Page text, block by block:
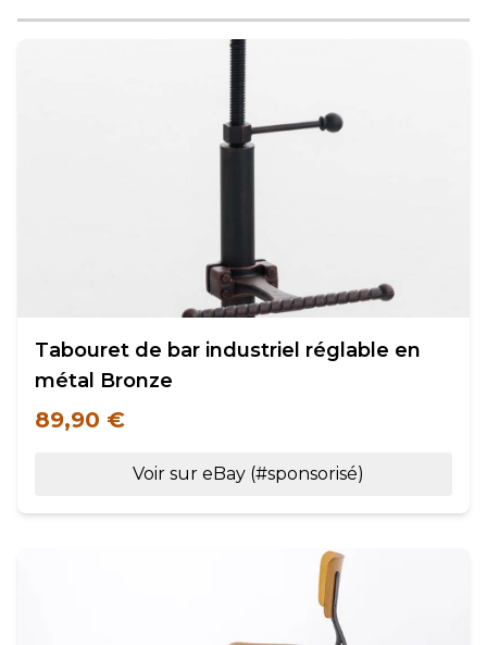
Tabouret de bar industriel réglable en
métal Bronze
89,90 €
Voir sur eBay (#sponsorisé)